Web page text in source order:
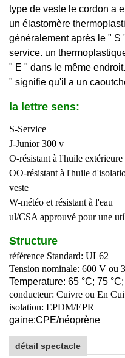
type de veste le cordon a
un élastomère
généralement après le " S
service. un
" E " dans le même
" signifie qu'il a un
la lettre sens:
S-Service
J-Junior 300 v
O-résistant à l'huile extérieure
OO-résistant à l'huile
veste
W-météo et résistant à l'eau
ul/CSA approuvé pour une
Structure
référence Standard: UL62
Tension nominale: 600 V ou
Temperature: 65 °C; 75
conducteur: Cuivre ou En
isolation: EPDM/EPR
gaine:CPE/néoprène
détail spectacle